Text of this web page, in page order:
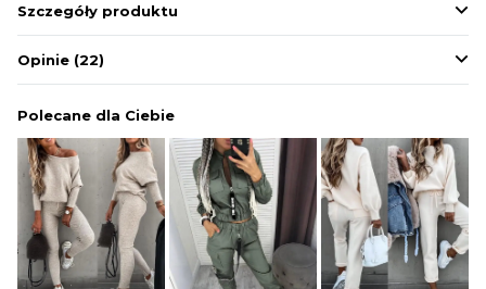
BIELIZNA
Szczegóły produktu
Opinie (22)
Polecane dla Ciebie